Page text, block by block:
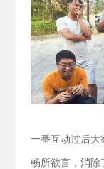
一番互动过后大
畅所欲言，消除